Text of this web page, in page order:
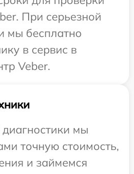
При серьезной
мы бесплатно
в сервис в
Veber.
мы
точную стоимость,
и займемся